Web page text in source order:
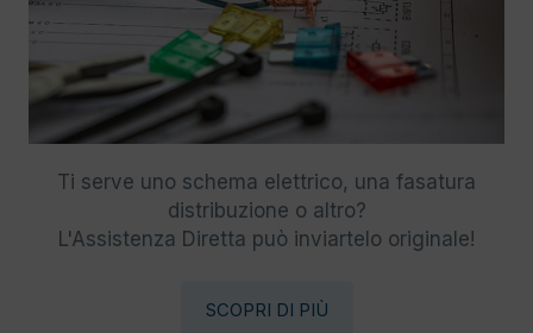
Ti serve uno schema elettrico, una fasatura
distribuzione o altro?
L'Assistenza Diretta può inviartelo originale!
SCOPRI DI PIÙ